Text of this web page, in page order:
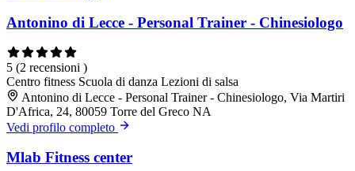
Antonino di Lecce - Personal Trainer - Chinesiologo
5 (2 recensioni )
Centro fitness Scuola di danza Lezioni di salsa
Antonino di Lecce - Personal Trainer - Chinesiologo, Via Martiri
D'Africa, 24, 80059 Torre del Greco NA
Vedi profilo completo
Mlab Fitness center